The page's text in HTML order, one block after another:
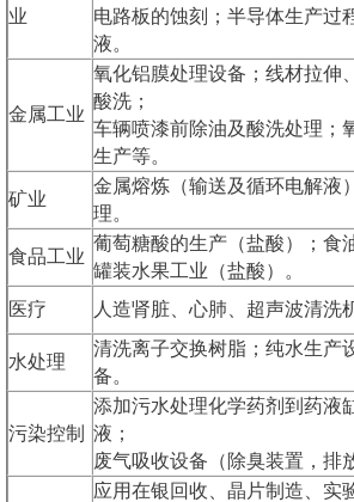
业
电路板的蚀刻；半导体生产过
液。
金属工业
氧化铝膜处理设备；线材拉伸
酸洗；
车辆喷漆前除油及酸洗处理；
生产等。
矿业
金属熔炼（输送及循环电解液
理。
食品工业
葡萄糖酸的生产（盐酸）；食
罐装水果工业（盐酸）。
医疗
人造肾脏、心肺、超声波清洗
水处理
清洗离子交换树脂；纯水生产
备。
污染控制
添加污水处理化学药剂到药液
液；
废气吸收设备（除臭装置，排
应用在银回收、晶片制造、实